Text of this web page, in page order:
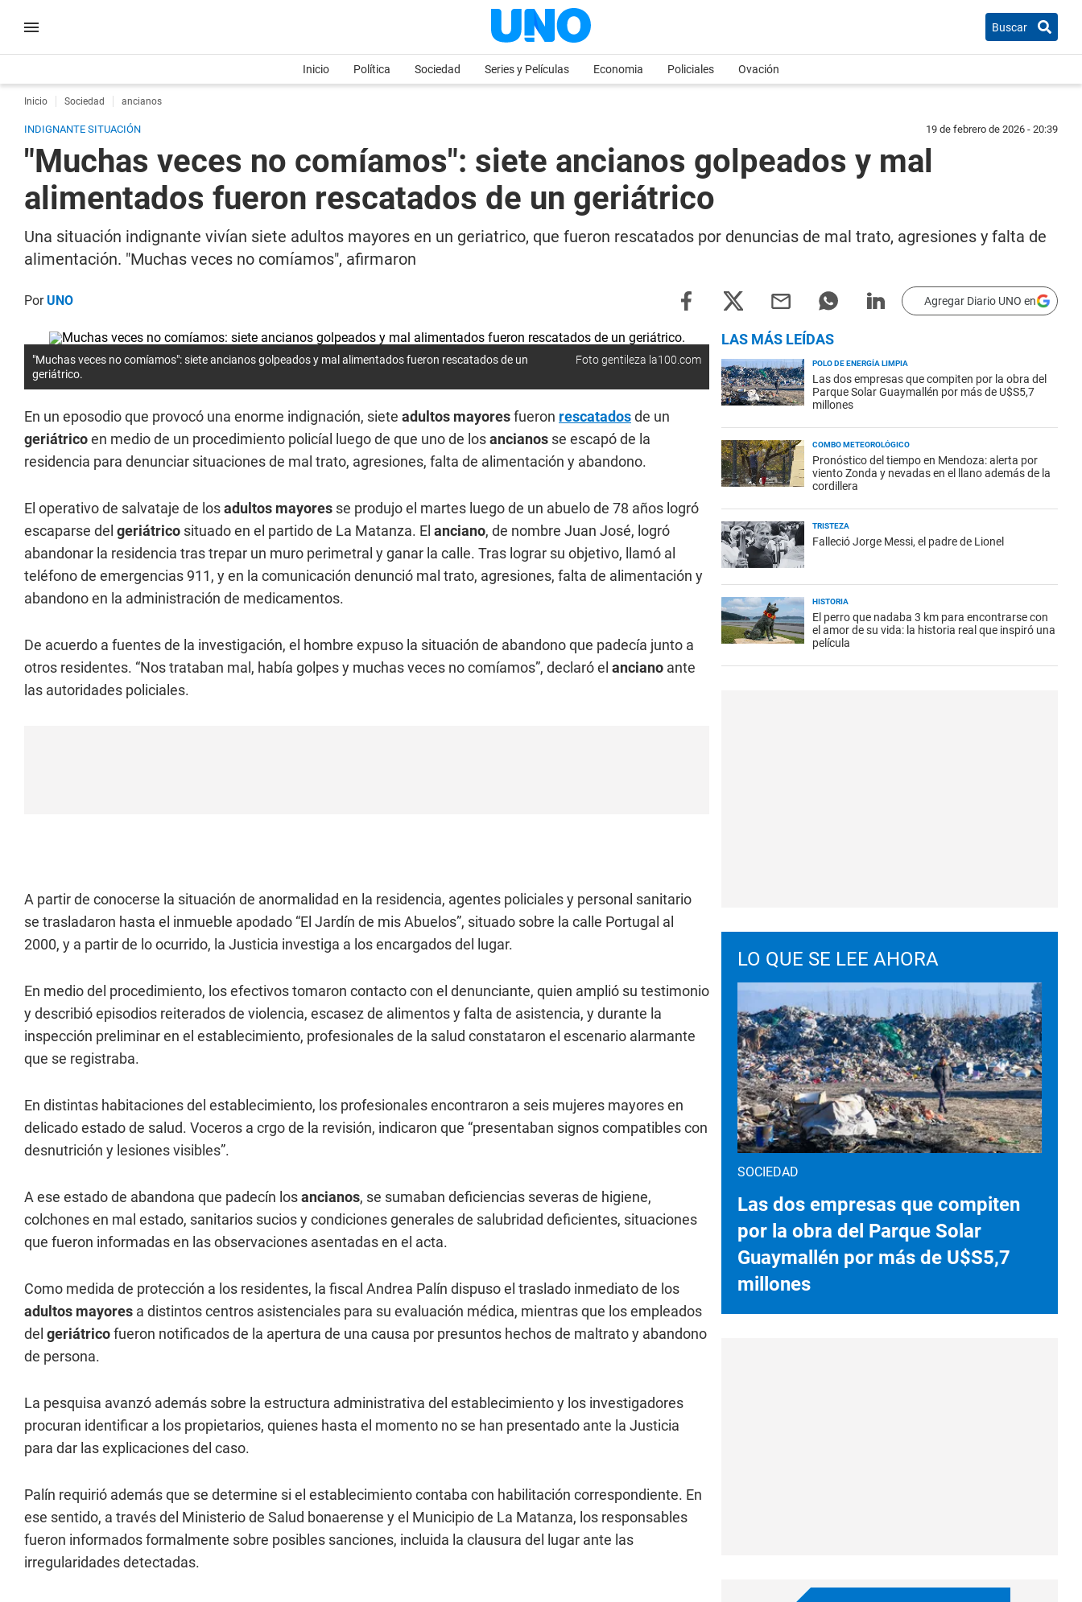
Buscar
Inicio Política Sociedad Series y Películas Economia Policiales Ovación
Inicio Sociedad ancianos
INDIGNANTE SITUACIÓN 19 de febrero de 2026 - 20:39
"Muchas veces no comíamos": siete ancianos golpeados y mal
alimentados fueron rescatados de un geriátrico
Una situación indignante vivían siete adultos mayores en un geriatrico, que fueron rescatados por denuncias de mal trato, agresiones y falta de
alimentación. "Muchas veces no comíamos", afirmaron
PorUNO Agregar Diario UNO en
"Muchas veces no comíamos": siete ancianos golpeados y mal alimentados fueron rescatados de un
geriátrico.
Foto gentileza la100.com
En un eposodio que provocó una enorme indignación, siete adultos mayoresfueron rescatadosde un
geriátricoen medio de un procedimiento policíal luego de que uno de losancianos se escapó de la
residencia para denunciar situaciones de mal trato, agresiones, falta de alimentación y abandono.
El operativo de salvataje de losadultos mayores se produjo el martes luego de un abuelo de 78 años logró
escaparse del geriátrico situado en el partido de La Matanza. El anciano, de nombre Juan José, logró
abandonar la residencia tras trepar un muro perimetral y ganar la calle. Tras lograr su objetivo, llamó al
teléfono de emergencias 911, y en la comunicación denunció mal trato, agresiones, falta de alimentación y
abandono en la administración de medicamentos.
De acuerdo a fuentes de la investigación, el hombre expuso la situación de abandono que padecía junto a
otros residentes. “Nos trataban mal, había golpes y muchas veces no comíamos”, declaró el anciano ante
las autoridades policiales.
A partir de conocerse la situación de anormalidad en la residencia, agentes policiales y personal sanitario
se trasladaron hasta el inmueble apodado “El Jardín de mis Abuelos”, situado sobre la calle Portugal al
2000, y a partir de lo ocurrido, la Justicia investiga a los encargados del lugar.
En medio del procedimiento, los efectivos tomaron contacto con el denunciante, quien amplió su testimonio
y describió episodios reiterados de violencia, escasez de alimentos y falta de asistencia, y durante la
inspección preliminar en el establecimiento, profesionales de la salud constataron el escenario alarmante
que se registraba.
En distintas habitaciones del establecimiento, los profesionales encontraron a seis mujeres mayores en
delicado estado de salud. Voceros a crgo de la revisión, indicaron que “presentaban signos compatibles con
desnutrición y lesiones visibles”.
A ese estado de abandona que padecín losancianos, se sumaban deficiencias severas de higiene,
colchones en mal estado, sanitarios sucios y condiciones generales de salubridad deficientes, situaciones
que fueron informadas en las observaciones asentadas en el acta.
Como medida de protección a los residentes, la fiscal Andrea Palín dispuso el traslado inmediato de los
adultos mayores a distintos centros asistenciales para su evaluación médica, mientras que los empleados
del geriátricofueron notificados de la apertura de una causa por presuntos hechos de maltrato y abandono
de persona.
La pesquisa avanzó además sobre la estructura administrativa del establecimiento y los investigadores
procuran identificar a los propietarios, quienes hasta el momento no se han presentado ante la Justicia
para dar las explicaciones del caso.
Palín requirió además que se determine si el establecimiento contaba con habilitación correspondiente. En
ese sentido, a través del Ministerio de Salud bonaerense y el Municipio de La Matanza, los responsables
fueron informados formalmente sobre posibles sanciones, incluida la clausura del lugar ante las
irregularidades detectadas.
LAS MÁS LEÍDAS
POLO DE ENERGÍA LIMPIA
Las dos empresas que compiten por la obra del
Parque Solar Guaymallén por más de U$S5,7
millones
COMBO METEOROLÓGICO
Pronóstico del tiempo en Mendoza: alerta por
viento Zonda y nevadas en el llano además de la
cordillera
TRISTEZA
Falleció Jorge Messi, el padre de Lionel
HISTORIA
El perro que nadaba 3 km para encontrarse con
el amor de su vida: la historia real que inspiró una
película
LO QUE SE LEE AHORA
SOCIEDAD
Las dos empresas que compiten
por la obra del Parque Solar
Guaymallén por más de U$S5,7
millones